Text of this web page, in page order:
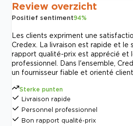
Review overzicht
Positief sentiment94%
Les clients expriment une
Credex. La livraison est rapide et le
rapport qualité-prix est apprécié et
professionnel. Dans l'ensemble,
un fournisseur fiable et orienté client.
Sterke punten
Livraison rapide
Personnel professionnel
Bon rapport qualité-prix